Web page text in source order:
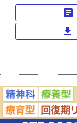
article
download